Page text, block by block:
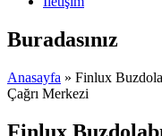
Buradasınız
Anasayfa » Finlux
Çağrı Merkezi